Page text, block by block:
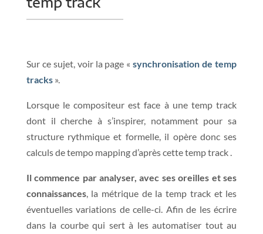
Sur ce sujet, voir la page «synchronisation de temp
tracks».
Lorsque le compositeur est face à une temp track
dont il cherche à s’inspirer, notamment pour sa
structure rythmique et formelle, il opère donc ses
calculs de tempo mapping d’après cette temp track .
Il commence par analyser, avec ses oreilles et ses
connaissances, la métrique de la temp track et les
éventuelles variations de celle-ci. Afin de les écrire
dans la courbe qui sert à les automatiser tout au